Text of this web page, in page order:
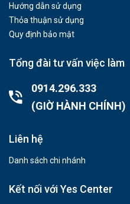
Hướng dẫn sử dụng
Thỏa thuận sử dụng
Quy định bảo mật
Tổng đài tư vấn việc làm
0914.296.333
(GIỜ HÀNH CHÍNH)
Liên hệ
Danh sách chi nhánh
Kết nối với Yes Center